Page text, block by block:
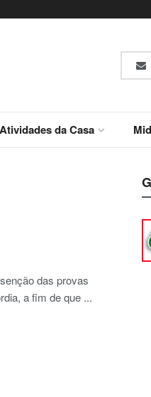
Atividades da Casa
das provas
a fim de que ...